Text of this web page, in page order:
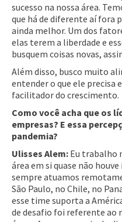
sucesso na nossa área.
que há de diferente aí fora
ainda melhor. Um dos
elas terem a liberdade e
busquem coisas novas,
Além disso, busco muito
entender o que ele precisa
facilitador do crescimento.
Como você acha que os
empresas? E essa
pandemia?
Ulisses Alem: Eu trabalho
área em si quase não
sempre atuamos
São Paulo, no Chile, no
esse time suporta a
de desafio foi referente ao